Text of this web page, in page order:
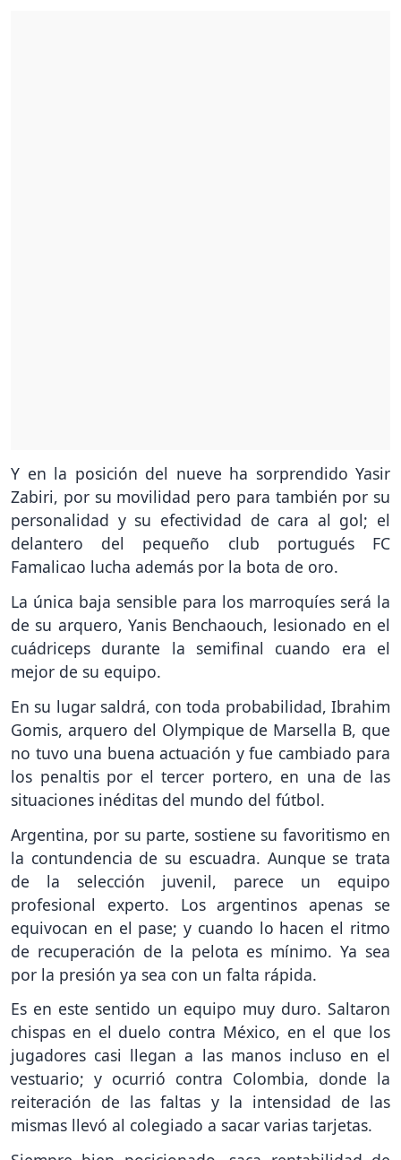
Y en la posición del nueve ha sorprendido Yasir
Zabiri, por su movilidad pero para también por su
personalidad y su efectividad de cara al gol; el
delantero del pequeño club portugués FC
Famalicao lucha además por la bota de oro.
La única baja sensible para los marroquíes será la
de su arquero, Yanis Benchaouch, lesionado en el
cuádriceps durante la semifinal cuando era el
mejor de su equipo.
En su lugar saldrá, con toda probabilidad, Ibrahim
Gomis, arquero del Olympique de Marsella B, que
no tuvo una buena actuación y fue cambiado para
los penaltis por el tercer portero, en una de las
situaciones inéditas del mundo del fútbol.
Argentina, por su parte, sostiene su favoritismo en
la contundencia de su escuadra. Aunque se trata
de la selección juvenil, parece un equipo
profesional experto. Los argentinos apenas se
equivocan en el pase; y cuando lo hacen el ritmo
de recuperación de la pelota es mínimo. Ya sea
por la presión ya sea con un falta rápida.
Es en este sentido un equipo muy duro. Saltaron
chispas en el duelo contra México, en el que los
jugadores casi llegan a las manos incluso en el
vestuario; y ocurrió contra Colombia, donde la
reiteración de las faltas y la intensidad de las
mismas llevó al colegiado a sacar varias tarjetas.